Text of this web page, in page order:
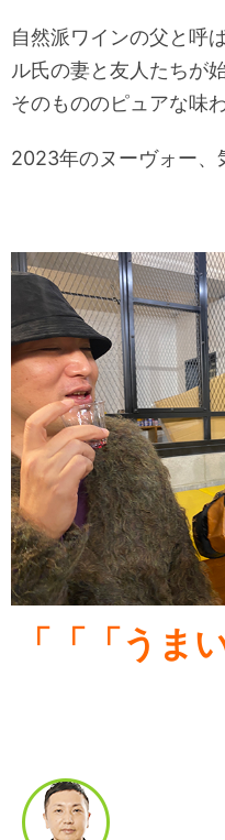
自然派ワインの父と呼
ル氏の妻と友人たちが
そのもののピュアな味
2023年のヌーヴォー
「「「うま